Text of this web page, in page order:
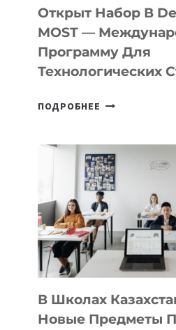
БИЛЕТ
В
Открыт Набор В
MOST —
Программу Для
Технологических
ПОДРОБНЕЕ ОТКРЫТ
DEAL
VELOCITY
BY
MOST
—
ПРОГРАММУ
ДЛЯ
В Школах
Новые Предметы